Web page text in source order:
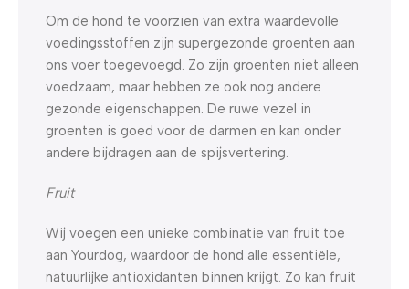
Om de hond te voorzien van extra waardevolle
voedingsstoffen zijn supergezonde groenten aan
ons voer toegevoegd. Zo zijn groenten niet alleen
voedzaam, maar hebben ze ook nog andere
gezonde eigenschappen. De ruwe vezel in
groenten is goed voor de darmen en kan onder
andere bijdragen aan de spijsvertering.
Fruit
Wij voegen een unieke combinatie van fruit toe
aan Yourdog, waardoor de hond alle essentiële,
natuurlijke antioxidanten binnen krijgt. Zo kan fruit